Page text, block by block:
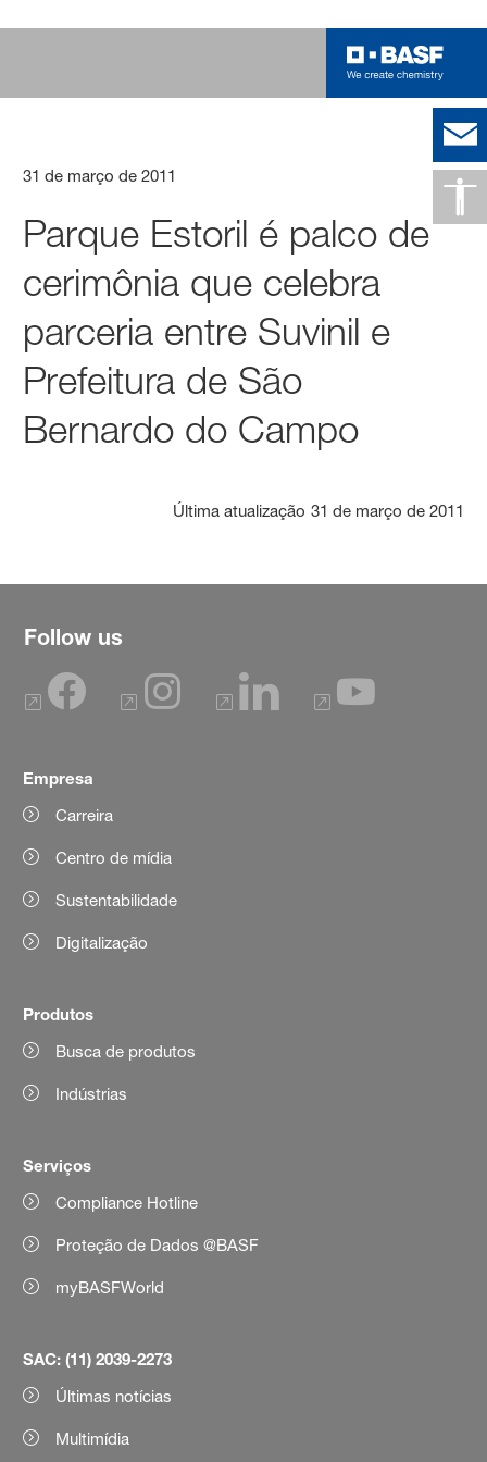
31 de março de 2011
Parque Estoril é palco de
cerimônia que celebra
parceria entre Suvinil e
Prefeitura de São
Bernardo do Campo
Última atualização 31 de março de 2011
Follow us
Empresa
Carreira
Centro de mídia
Sustentabilidade
Digitalização
Produtos
Busca de produtos
Indústrias
Serviços
Compliance Hotline
Proteção de Dados @BASF
myBASFWorld
SAC: (11) 2039-2273
Últimas notícias
Multimídia